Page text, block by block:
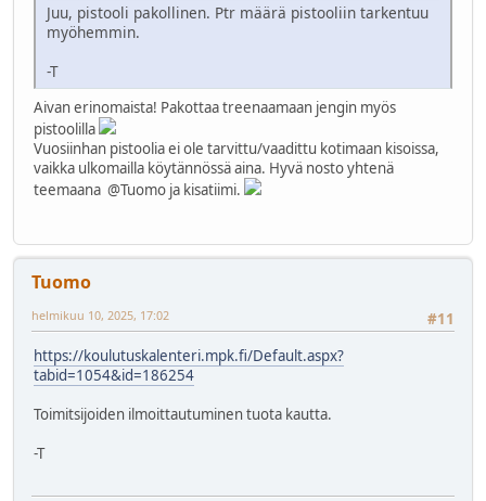
Juu, pistooli pakollinen. Ptr määrä pistooliin tarkentuu
myöhemmin.
-T
Aivan erinomaista! Pakottaa treenaamaan jengin myös
pistoolilla
Vuosiinhan pistoolia ei ole tarvittu/vaadittu kotimaan kisoissa,
vaikka ulkomailla köytännössä aina. Hyvä nosto yhtenä
teemaana @Tuomo ja kisatiimi.
Tuomo
#11
helmikuu 10, 2025, 17:02
https://koulutuskalenteri.mpk.fi/Default.aspx?
tabid=1054&id=186254
Toimitsijoiden ilmoittautuminen tuota kautta.
-T